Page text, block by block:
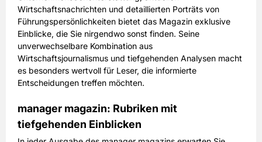
Wirtschaftsnachrichten und detaillierten Porträts von
Führungspersönlichkeiten bietet das Magazin exklusive
Einblicke, die Sie nirgendwo sonst finden. Seine
unverwechselbare Kombination aus
Wirtschaftsjournalismus und tiefgehenden Analysen macht
es besonders wertvoll für Leser, die informierte
Entscheidungen treffen möchten.
manager magazin: Rubriken mit
tiefgehenden Einblicken